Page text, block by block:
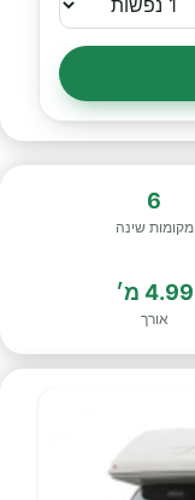
6
מקומות שינה
4.99 מ׳
אורך